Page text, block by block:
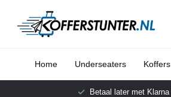
Home Underseaters Koffers
Betaal later met Klarna